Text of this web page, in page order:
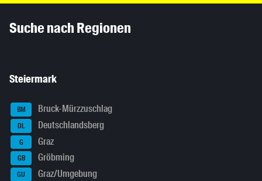
Suche nach Regionen
Steiermark
BM Bruck-Mürzzuschlag
DL Deutschlandsberg
G Graz
GB Gröbming
GU Graz/Umgebung